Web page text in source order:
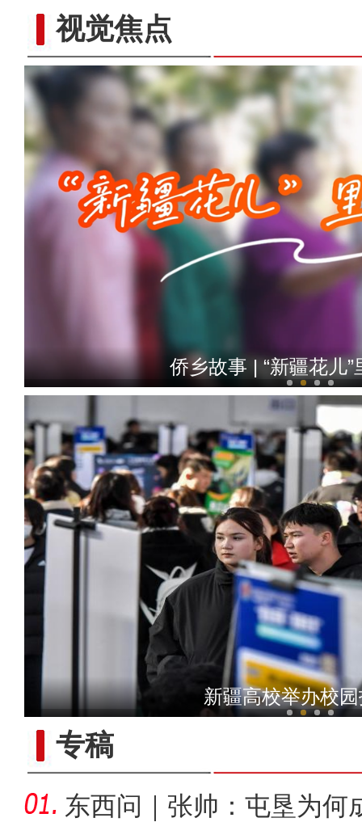
视觉焦点侨乡故事 | “新疆花儿
侨乡故事 | 台湾人洪智明：
【与你为邻】吉尔吉斯斯坦
第十九届新疆冬季旅游产业
专稿
东西问｜张帅：屯垦为何